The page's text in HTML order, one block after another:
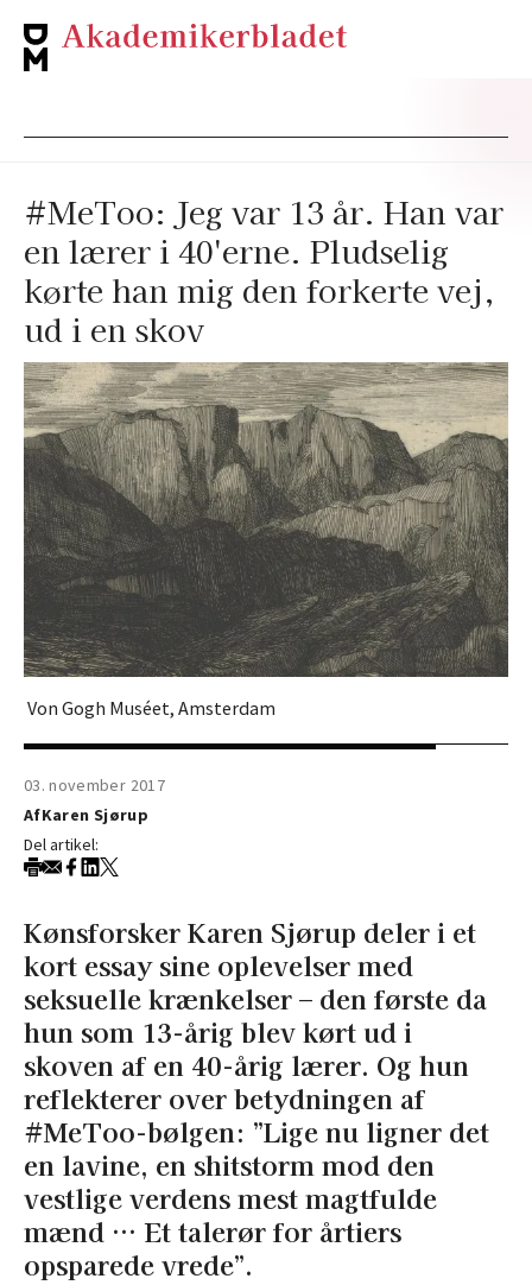
#MeToo: Jeg var 13 år. Han var
en lærer i 40'erne. Pludselig
kørte han mig den forkerte vej,
ud i en skov
Von Gogh Muséet, Amsterdam
03. november 2017
AfKaren Sjørup
Del artikel:
Kønsforsker Karen Sjørup deler i et
kort essay sine oplevelser med
seksuelle krænkelser – den første da
hun som 13-årig blev kørt ud i
skoven af en 40-årig lærer. Og hun
reflekterer over betydningen af
#MeToo-bølgen: ”Lige nu ligner det
en lavine, en shitstorm mod den
vestlige verdens mest magtfulde
mænd … Et talerør for årtiers
opsparede vrede”.